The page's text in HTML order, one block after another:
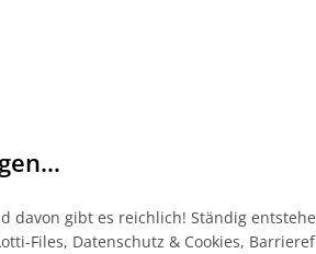
davon gibt es reichlich! Ständig
Files, Datenschutz & Cookies,